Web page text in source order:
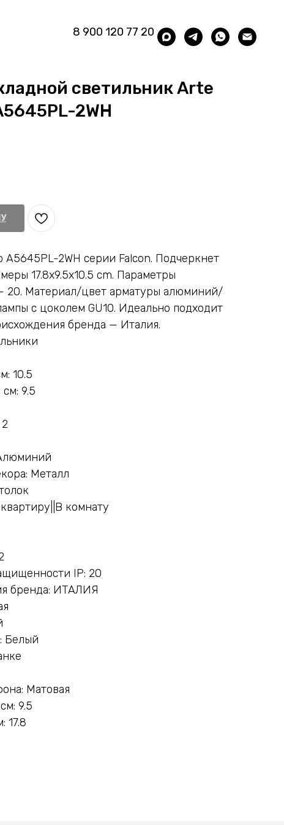
8 900 120 77 20
светильник Arte
2WH
2WH серии Falcon. Подчеркнет
17.8x9.5x10.5 cm. Параметры
20. Материал/цвет арматуры алюминий/
с цоколем GU10. Идеально подходит
бренда — Италия.
10.5
9.5
Металл
комнату
IP: 20
бренда: ИТАЛИЯ
Белый
Матовая
9.5
17.8